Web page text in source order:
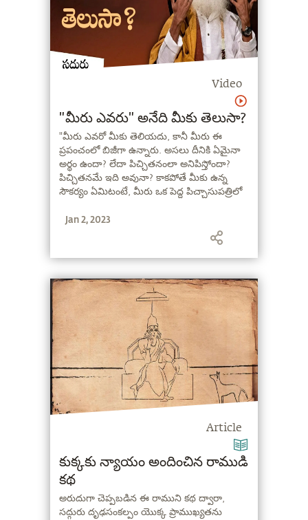
Video
"మీరు ఎవరు" అనేది మీకు తెలుసా?
"మీరు ఎవరో మీకు తెలియదు, కానీ మీరు ఈ
ప్రపంచంలో బిజీగా ఉన్నారు. అసలు దీనికి ఏమైనా
అర్థం ఉందా? లేదా పిచ్చితనంలా అనిపిస్తోందా?
పిచ్చితనమే ఇది అవునా? కాకపోతే మీకు ఉన్న
సౌకర్యం ఏమిటంటే, మీరు ఒక పెద్ద పిచ్చాసుపత్రిలో
అంటున్నారు సద్గురు.
Jan 2, 2023
Article
కుక్కకు న్యాయం అందించిన రాముడి
కథ
అరుదుగా చెప్పబడిన ఈ రాముని కథ ద్వారా,
సద్గురు దృఢసంకల్పం యొక్క ప్రాముఖ్యతను